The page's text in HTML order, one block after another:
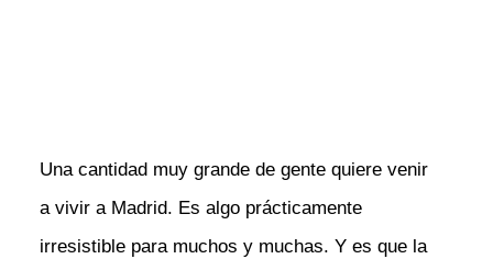
Una cantidad muy grande de gente quiere venir
a vivir a Madrid. Es algo prácticamente
irresistible para muchos y muchas. Y es que la